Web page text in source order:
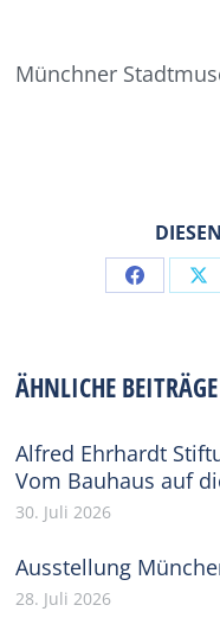
Münchner
Share
ÄHNLICHE BEITRÄGE
Alfred Ehrhardt
Vom Bauhaus auf
30. Juli 2026
Ausstellung
28. Juli 2026